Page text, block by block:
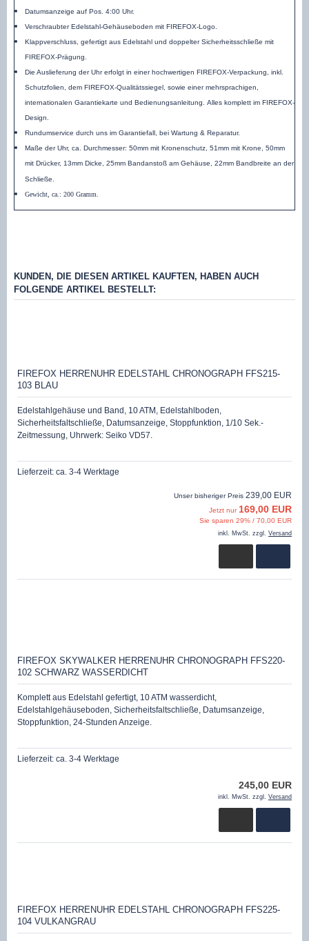
Datumsanzeige auf Pos. 4:00 Uhr.
Verschraubter Edelstahl-Gehäuseboden mit FIREFOX-Logo.
Klappverschluss, gefertigt aus Edelstahl und doppelter Sicherheitsschließe mit
FIREFOX-Prägung.
Die Auslieferung der Uhr erfolgt in einer hochwertigen FIREFOX-Verpackung, inkl.
Schutzfolien, dem FIREFOX-Qualitätssiegel, sowie einer mehrsprachigen,
internationalen Garantiekarte und Bedienungsanleitung. Alles komplett im FIREFOX-
Design.
Rundumservice durch uns im Garantiefall, bei Wartung & Reparatur.
Maße der Uhr, ca. Durchmesser: 50mm mit Kronenschutz, 51mm mit Krone, 50mm
mit Drücker, 13mm Dicke, 25mm Bandanstoß am Gehäuse, 22mm Bandbreite an der
Schließe.
Gewicht, ca.: 200 Gramm.
KUNDEN, DIE DIESEN ARTIKEL KAUFTEN, HABEN AUCH
FOLGENDE ARTIKEL BESTELLT:
FIREFOX HERRENUHR EDELSTAHL CHRONOGRAPH FFS215-
103 BLAU
Edelstahlgehäuse und Band, 10 ATM, Edelstahlboden,
Sicherheitsfaltschließe, Datumsanzeige, Stoppfunktion, 1/10 Sek.-
Zeitmessung, Uhrwerk: Seiko VD57.
Lieferzeit: ca. 3-4 Werktage
Unser bisheriger Preis 239,00 EUR
Jetzt nur 169,00 EUR
Sie sparen 29% / 70,00 EUR
inkl. MwSt. zzgl. Versand
FIREFOX SKYWALKER HERRENUHR CHRONOGRAPH FFS220-
102 SCHWARZ WASSERDICHT
Komplett aus Edelstahl gefertigt, 10 ATM wasserdicht,
Edelstahlgehäuseboden, Sicherheitsfaltschließe, Datumsanzeige,
Stoppfunktion, 24-Stunden Anzeige.
Lieferzeit: ca. 3-4 Werktage
245,00 EUR
inkl. MwSt. zzgl. Versand
FIREFOX HERRENUHR EDELSTAHL CHRONOGRAPH FFS225-
104 VULKANGRAU